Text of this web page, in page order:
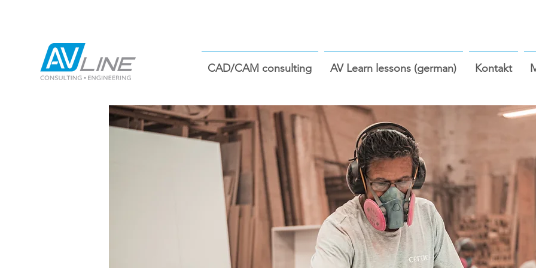
CAD/CAM consulting AV Learn lessons (german) Kontakt